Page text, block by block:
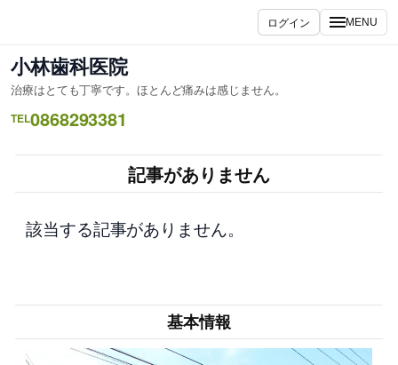
ス
キ
ッ
ログイン MENU
小林歯科医院
治療はとても丁寧です。ほとんど痛みは感じません。
TEL0868293381
記事がありません
該当する記事がありません。
基本情報